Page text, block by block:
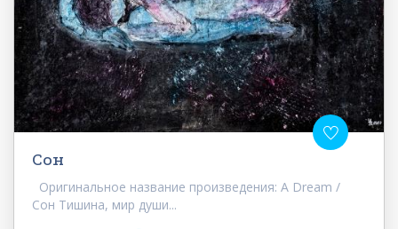
Сон
Оригинальное название произведения: A Dream /
Сон Тишина, мир души...